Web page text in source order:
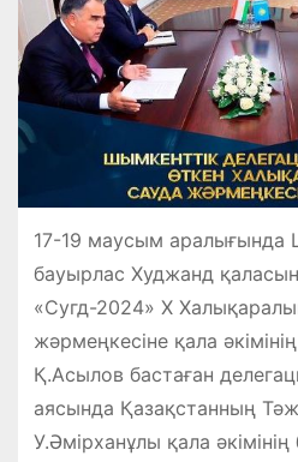
17-19 маусым аралығында
бауырлас Худжанд
«Сугд-2024» Х
жәрмеңкесіне қала
Қ.Асылов бастаған
аясында Қазақстанның
У.Әмірханұлы қала